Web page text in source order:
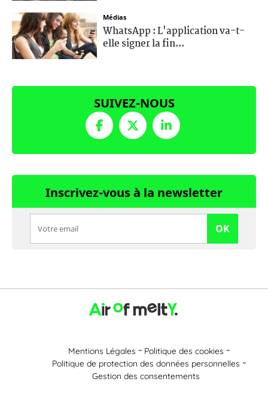
Médias
WhatsApp : L'application va-t-
elle signer la fin...
SUIVEZ-NOUS
Inscrivez-vous à la newsletter
OK
Mentions Légales
Politique des cookies
Politique de protection des données personnelles
Gestion des consentements